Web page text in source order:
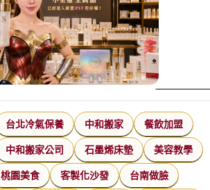
台北冷氣保養 中和搬家 餐飲加盟
中和搬家公司 石墨烯床墊 美容教學
桃園美食 客製化沙發 台南做臉